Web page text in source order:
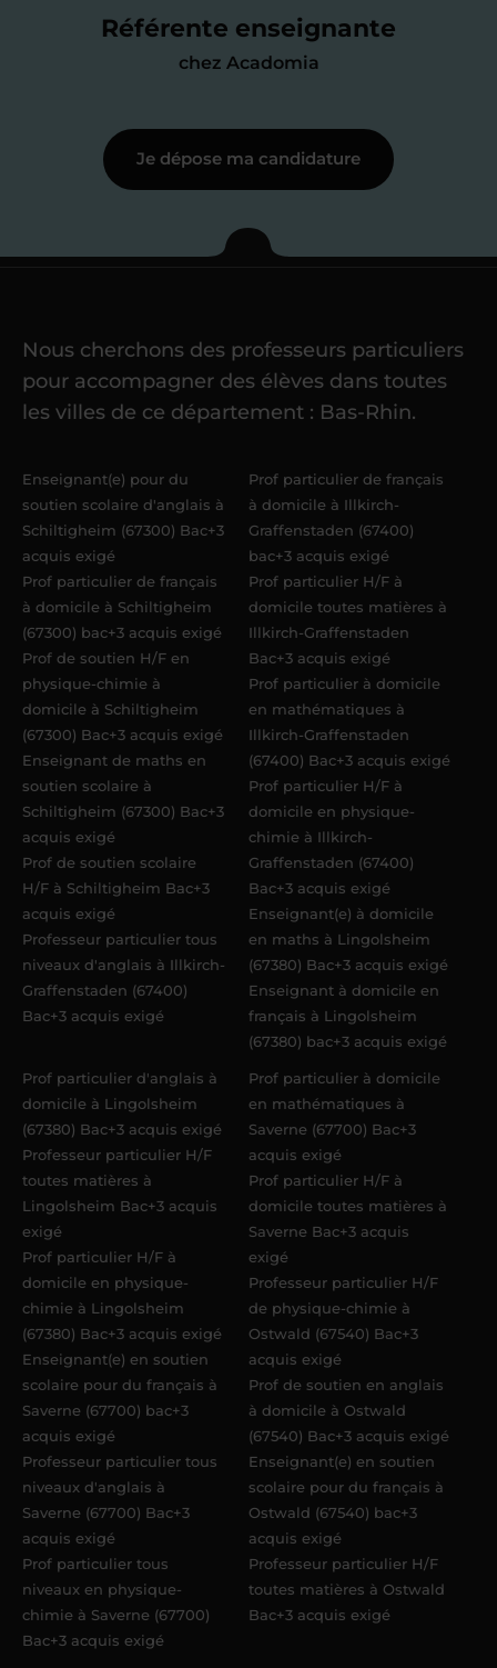
Référente enseignante
chez Acadomia
me mettre à jour au besoin) et
j’échange en direct avec un chargé de
Étape 3
Je commence mes
Une fois ma candidature validée,mon
référent me confie mes premiers
élèves dans un délai de 6 jours
Acadomia.
Je dépose ma candidature
Nous cherchons des professeurs particuliers
pour accompagner des élèves dans toutes
les villes de ce département : Bas-Rhin.
Enseignant(e) pour du
soutien scolaire d'anglais à
Schiltigheim (67300) Bac+3
acquis exigé
Prof particulier de français
à domicile à Schiltigheim
(67300) bac+3 acquis exigé
Prof de soutien H/F en
physique-chimie à
domicile à Schiltigheim
(67300) Bac+3 acquis exigé
Enseignant de maths en
soutien scolaire à
Schiltigheim (67300) Bac+3
acquis exigé
Prof de soutien scolaire
H/F à Schiltigheim Bac+3
acquis exigé
Professeur particulier tous
niveaux d'anglais à Illkirch-
Graffenstaden (67400)
Bac+3 acquis exigé
Prof particulier de français
à domicile à Illkirch-
Graffenstaden (67400)
bac+3 acquis exigé
Prof particulier H/F à
domicile toutes matières à
Illkirch-Graffenstaden
Bac+3 acquis exigé
Prof particulier à domicile
en mathématiques à
Illkirch-Graffenstaden
(67400) Bac+3 acquis exigé
Prof particulier H/F à
domicile en physique-
chimie à Illkirch-
Graffenstaden (67400)
Bac+3 acquis exigé
Enseignant(e) à domicile
en maths à Lingolsheim
(67380) Bac+3 acquis exigé
Enseignant à domicile en
français à Lingolsheim
(67380) bac+3 acquis exigé
Prof particulier d'anglais à
domicile à Lingolsheim
(67380) Bac+3 acquis exigé
Professeur particulier H/F
toutes matières à
Lingolsheim Bac+3 acquis
exigé
Prof particulier H/F à
domicile en physique-
chimie à Lingolsheim
(67380) Bac+3 acquis exigé
Enseignant(e) en soutien
scolaire pour du français à
Saverne (67700) bac+3
acquis exigé
Professeur particulier tous
niveaux d'anglais à
Saverne (67700) Bac+3
acquis exigé
Prof particulier tous
niveaux en physique-
chimie à Saverne (67700)
Bac+3 acquis exigé
Prof particulier à domicile
en mathématiques à
Saverne (67700) Bac+3
acquis exigé
Prof particulier H/F à
domicile toutes matières à
Saverne Bac+3 acquis
exigé
Professeur particulier H/F
de physique-chimie à
Ostwald (67540) Bac+3
acquis exigé
Prof de soutien en anglais
à domicile à Ostwald
(67540) Bac+3 acquis exigé
Enseignant(e) en soutien
scolaire pour du français à
Ostwald (67540) bac+3
acquis exigé
Professeur particulier H/F
toutes matières à Ostwald
Bac+3 acquis exigé